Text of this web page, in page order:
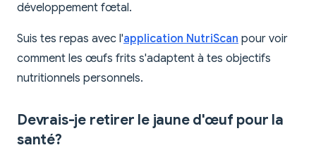
développement fœtal.
Suis tes repas avec l'application NutriScan pour voir
comment les œufs frits s'adaptent à tes objectifs
nutritionnels personnels.
Devrais-je retirer le jaune d'œuf pour la
santé?